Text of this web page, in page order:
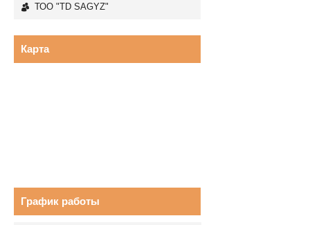
ТОО "TD SAGYZ"
Карта
График работы